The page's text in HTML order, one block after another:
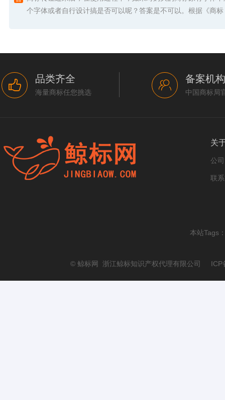
个字体或者自行设计搞是否可以呢？答案是不可以。根据《商
品类齐全
海量商标任您挑选
备案机构
中国商标局
关
公
联
本站Tags
© 鲸标网 浙江鲸标知识产权代理有限公司 ICP